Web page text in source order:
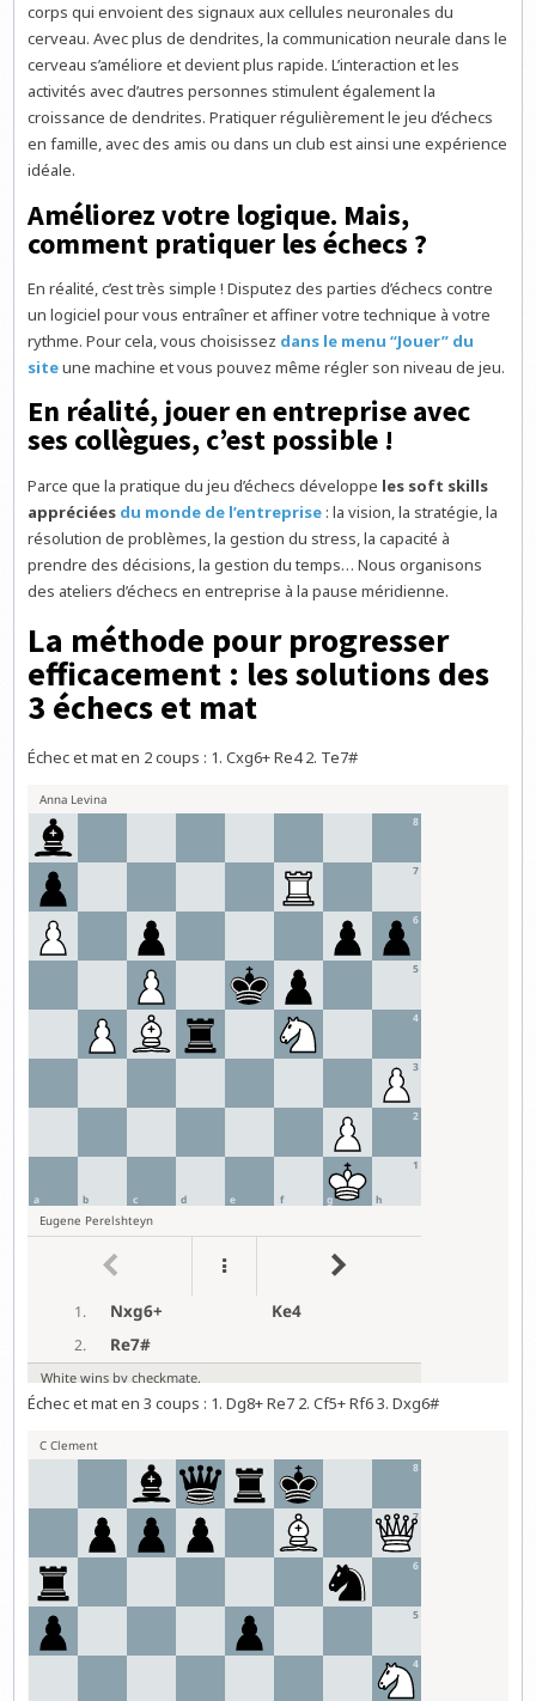
corps qui envoient des signaux aux cellules neuronales du
cerveau. Avec plus de dendrites, la communication neurale dans le
cerveau s’améliore et devient plus rapide. L’interaction et les
activités avec d’autres personnes stimulent également la
croissance de dendrites. Pratiquer régulièrement le jeu d’échecs
en famille, avec des amis ou dans un club est ainsi une expérience
idéale.
Améliorez votre logique. Mais,
comment pratiquer les échecs ?
En réalité, c’est très simple ! Disputez des parties d’échecs contre
un logiciel pour vous entraîner et affiner votre technique à votre
rythme. Pour cela, vous choisissez dans le menu “Jouer” du
siteune machine et vous pouvez même régler son niveau de jeu.
En réalité, jouer en entreprise avec
ses collègues, c’est possible !
Parce que la pratique du jeu d’échecs développe les soft skills
appréciées du monde de l’entreprise : la vision, la stratégie, la
résolution de problèmes, la gestion du stress, la capacité à
prendre des décisions, la gestion du temps… Nous organisons
des ateliers d’échecs en entreprise à la pause méridienne.
La méthode pour progresser
efficacement : les solutions des
3 échecs et mat
Échec et mat en 2 coups : 1. Cxg6+ Re4 2. Te7#
Échec et mat en 3 coups : 1. Dg8+ Re7 2. Cf5+ Rf6 3. Dxg6#